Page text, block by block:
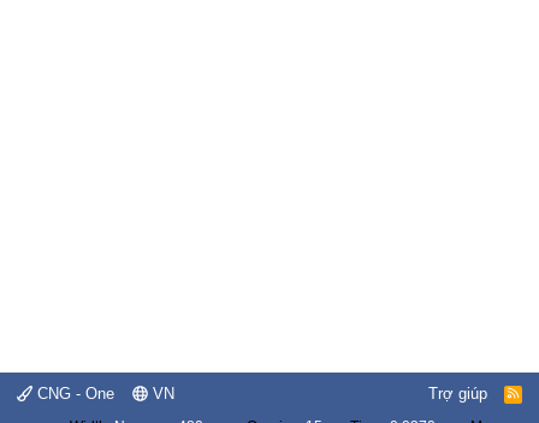
CNG - One VN Trợ giúp
R